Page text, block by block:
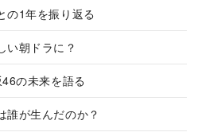
の1年を振り返る
い朝ドラに？
の未来を語る
誰が生んだのか？